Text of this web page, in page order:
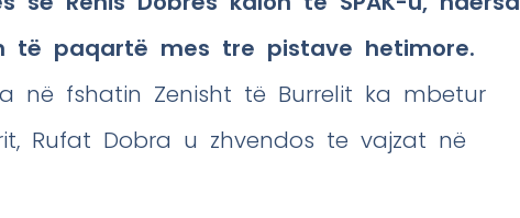
të paqartë mes tre pistave hetimore.
në fshatin Zenisht të Burrelit ka mbetur
Rufat Dobra u zhvendos te vajzat në